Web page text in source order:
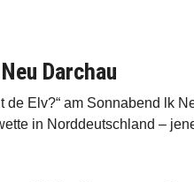
Darchau
de Elv?“ am Sonnabend lk
in Norddeutschland –